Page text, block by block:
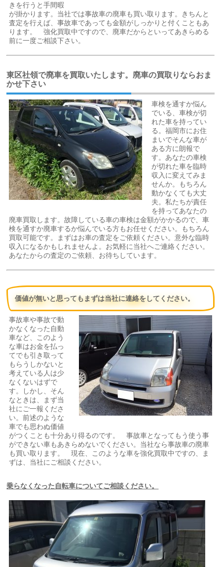
きを行うと手間暇
が掛かります。当社では事故車の廃車も買い取ります。きちんと
査定を行えば、事故車であっても金額がしっかりと付くこともあ
ります。 強化買取中ですので、廃車だからといってあきらめる
前に一度ご相談下さい。
東区社領で廃車を買取いたします。廃車の買取りならおま
かせ下さい
車検を通すか悩ん
でいる、車検が切
れた車を持ってい
る。福岡市にお住
まいでそんな車が
ある方に朗報で
す。あなたの車検
が切れた車を臨時
収入に変えてみま
せんか。もちろん
動かなくても大丈
夫。私たちが責任
を持ってあなたの
廃車買取します。故障している車の車検は金額がかかるので、車
検を通すか廃車するか悩んでいる方もお任せください。もちろん
買取可能です。まずはお車の査定をご依頼ください。意外な臨時
収入になるかもしれませんよ。お気軽に当社へご連絡ください。
あなたからの査定のご依頼、お待ちしています。
価値が無いと思ってもまずは当社に連絡をしてください。
事故車や事故で動
かなくなった自動
車など、このよう
な車はお金を払っ
てでも引き取って
もらうしかないと
考えている人は少
なくないはずで
す。しかし、そん
なときは、まず当
社にご一報くださ
い。前述のような
車でも思わぬ価値
がつくことも十分あり得るのです。 事故車となってもう使う事
ができない車もあきらめないでください。当社なら事故車の廃車
も買い取ります。 現在、このような車を強化買取中ですの、ま
ずは、当社にご相談ください。
乗らなくなった自転車についてご相談ください。